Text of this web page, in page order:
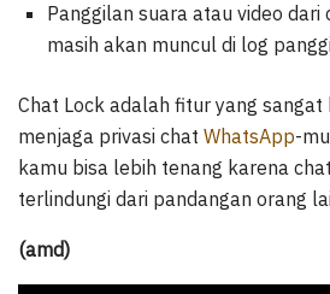
Panggilan suara atau video dari
masih akan muncul di log
Chat Lock adalah fitur yang
menjaga privasi chat WhatsApp-
kamu bisa lebih tenang karena
terlindungi dari pandangan orang
(amd)